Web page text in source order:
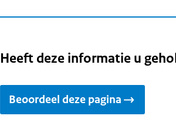
Heeft deze informatie u
Beoordeel deze pagina